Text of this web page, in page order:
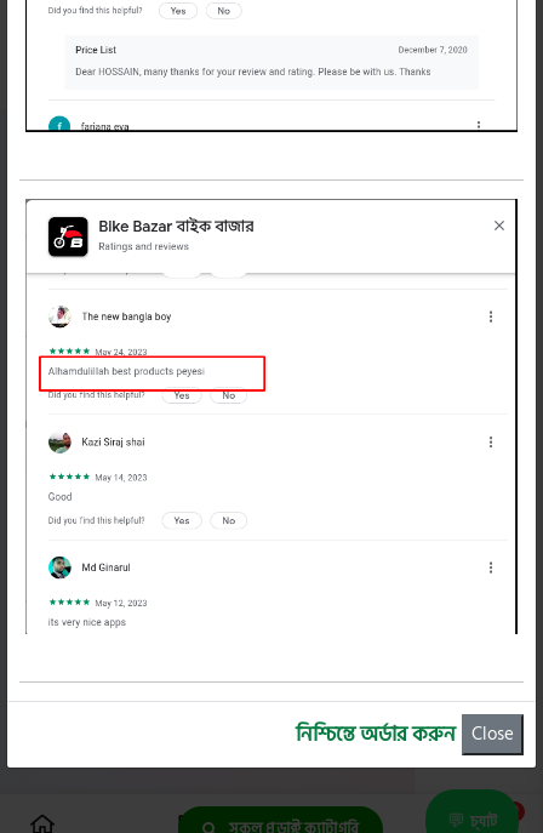
0
নিশ্চিন্তে অর্ডার করুন Close
নিউজলেটারসাবস্ক্রাইব করুন
বাইকের অফার, টিপস ও নিউজ পেতে এখনি সাবস্ক্রাইব
বাইক বাজার
প্রোফাইল
গুরত্বপূর্ন লিংক
বাইক বাজার অ্যাপ
বাইক বাজার
💬 চ্যাট